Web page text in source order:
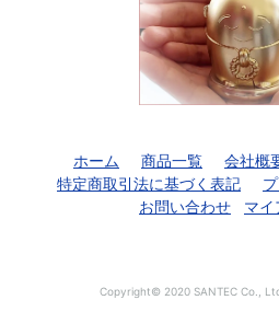
ホーム 商品一覧 会社概
特定商取引法に基づく表記
お問い合わせ
マイ
Copyright© 2020 SANTEC Co.,